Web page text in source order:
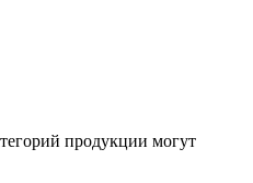
продукции могут